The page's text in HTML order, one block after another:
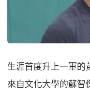
生涯首度升上一軍的
來自文化大學的蘇智